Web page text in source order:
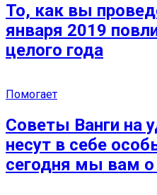
То, как вы
января 2019
целого года
Помогает
Советы Ванги на
несут в себе
сегодня мы вам